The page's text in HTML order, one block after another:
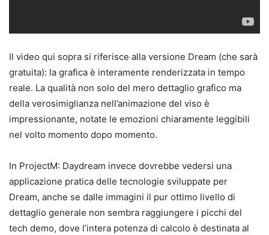
Il video qui sopra si riferisce alla versione Dream (che sarà
gratuita): la grafica è interamente renderizzata in tempo
reale. La qualità non solo del mero dettaglio grafico ma
della verosimiglianza nell’animazione del viso è
impressionante, notate le emozioni chiaramente leggibili
nel volto momento dopo momento.
In ProjectM: Daydream invece dovrebbe vedersi una
applicazione pratica delle tecnologie sviluppate per
Dream, anche se dalle immagini il pur ottimo livello di
dettaglio generale non sembra raggiungere i picchi del
tech demo, dove l’intera potenza di calcolo è destinata al